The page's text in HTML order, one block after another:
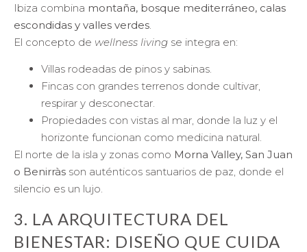
Ibiza combina montaña, bosque mediterráneo, calas
escondidas y valles verdes.
El concepto de wellness living se integra en:
Villas rodeadas de pinos y sabinas.
Fincas con grandes terrenos donde cultivar,
respirar y desconectar.
Propiedades con vistas al mar, donde la luz y el
horizonte funcionan como medicina natural.
El norte de la isla y zonas como Morna Valley, San Juan
o Benirràs son auténticos santuarios de paz, donde el
silencio es un lujo.
3. LA ARQUITECTURA DEL
BIENESTAR: DISEÑO QUE CUIDA